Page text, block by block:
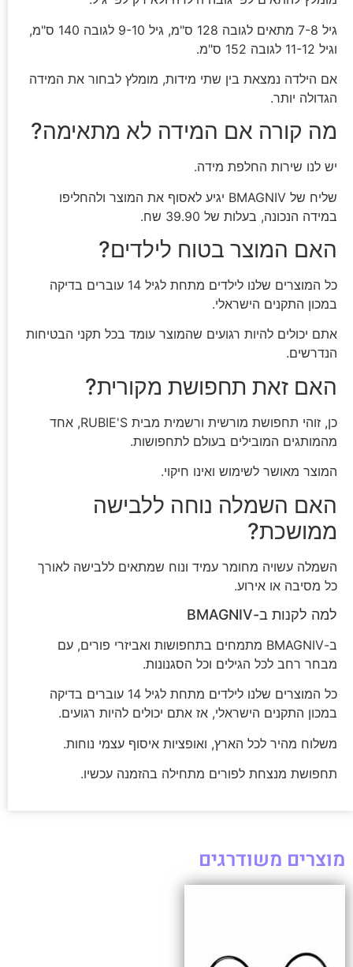
גיל 7-8 מתאים לגובה 128 ס"מ, גיל 9-10 לגובה 140 ס"מ,
וגיל 11-12 לגובה 152 ס"מ.
אם הילדה נמצאת בין שתי מידות, מומלץ לבחור את המידה
הגדולה יותר.
מה קורה אם המידה לא מתאימה?
יש לנו שירות החלפת מידה.
שליח של BMAGNIV יגיע לאסוף את המוצר ולהחליפו
במידה הנכונה, בעלות של 39.90 שח.
האם המוצר בטוח לילדים?
כל המוצרים שלנו לילדים מתחת לגיל 14 עוברים בדיקה
במכון התקנים הישראלי.
אתם יכולים להיות רגועים שהמוצר עומד בכל תקני הבטיחות
הנדרשים.
האם זאת תחפושת מקורית?
כן, זוהי תחפושת מורשית ורשמית מבית RUBIE'S, אחד
מהמותגים המובילים בעולם לתחפושות.
המוצר מאושר לשימוש ואינו חיקוי.
האם השמלה נוחה ללבישה
ממושכת?
השמלה עשויה מחומר עמיד ונוח שמתאים ללבישה לאורך
כל מסיבה או אירוע.
למה לקנות ב-BMAGNIV
ב-BMAGNIV מתמחים בתחפושות ואביזרי פורים, עם
מבחר רחב לכל הגילים וכל הסגנונות.
כל המוצרים שלנו לילדים מתחת לגיל 14 עוברים בדיקה
במכון התקנים הישראלי, אז אתם יכולים להיות רגועים.
משלוח מהיר לכל הארץ, ואופציות איסוף עצמי נוחות.
תחפושת מנצחת לפורים מתחילה בהזמנה עכשיו.
מוצרים משודרגים